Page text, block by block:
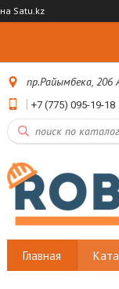
на Satu.kz
пр.Райымбека,
+7 (775) 095-19-18
Главная